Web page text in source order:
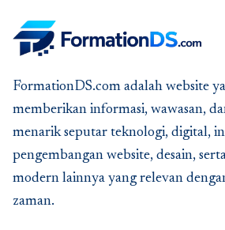
FormationDS.com adalah website
memberikan informasi, wawasan,
menarik seputar teknologi, digital,
pengembangan website, desain,
modern lainnya yang relevan
zaman.